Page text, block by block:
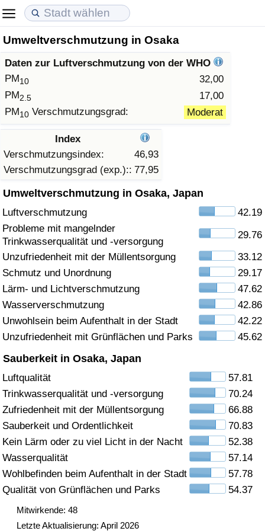
Umweltverschmutzung in Osaka
Daten zur Luftverschmutzung von der WHO
PM10
32,00
PM2.5
17,00
PM10 Verschmutzungsgrad: Moderat
Index
Verschmutzungsindex:
46,93
Verschmutzungsgrad (exp.):: 77,95
Umweltverschmutzung in Osaka, Japan
Luftverschmutzung
42.19
Probleme mit mangelnder
Trinkwasserqualität und -versorgung
29.76
Unzufriedenheit mit der Müllentsorgung
33.12
Schmutz und Unordnung
29.17
Lärm- und Lichtverschmutzung
47.62
Wasserverschmutzung
42.86
Unwohlsein beim Aufenthalt in der Stadt
42.22
Unzufriedenheit mit Grünflächen und Parks
45.62
Sauberkeit in Osaka, Japan
Luftqualität
57.81
Trinkwasserqualität und -versorgung
70.24
Zufriedenheit mit der Müllentsorgung
66.88
Sauberkeit und Ordentlichkeit
70.83
Kein Lärm oder zu viel Licht in der Nacht
52.38
Wasserqualität
57.14
Wohlbefinden beim Aufenthalt in der Stadt
57.78
Qualität von Grünflächen und Parks
54.37
Mitwirkende: 48
Letzte Aktualisierung: April 2026
Lebenshaltungskosten
Lebenshaltungskosten-Index (aktuell)
Lebenshaltungskosten-Index
Lebenshaltungskosten-Index nach Land
in Akaba
Immobilienpreise
Immobilienpreis-Index (aktuell)
Immobilienpreis-Index
Immobilienpreis-Index nach Land
Lebensqualität
Lebensqualität-Index
Lebensqualität-Index (aktuell)
Lebensqualitätsindex nach Land
Kriminalität
Kriminalitäts-Index (aktuell)
Kriminalitäts-Index
Kriminalitätsindex nach Land
Gesundheitsversorgung
Gesundheitsversorgungs-Index (aktuell)
Gesundheitsversorgungs-Index nach Land
Umweltverschmutzung
Umweltverschmutzungs-Index (aktuell)
Verschmutzungsindex
Verkehr